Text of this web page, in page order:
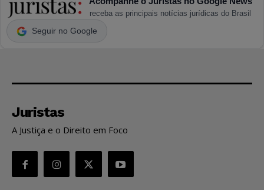
receba as principais notícias jurídicas do Brasil
Seguir no Google
Juristas
A Justiça e o Direito em Foco